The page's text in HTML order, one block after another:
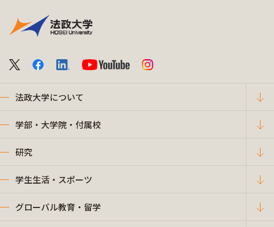
法政大学について
学部・大学院・付属校
研究
学生生活・スポーツ
グローバル教育・留学